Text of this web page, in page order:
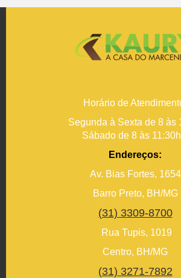
Horário de
Segunda à Sexta de 8 às
Sábado de 8 às
Endereços:
Av. Bias Fortes, 1654
Barro Preto, BH/MG
(31) 3309-8700
Rua Tupis, 1019
Centro, BH/MG
(31) 3271-7892